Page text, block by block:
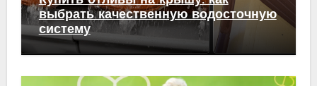
выбрать качественную водосточную
систему